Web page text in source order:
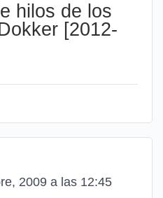
hilos de los
[2012-
2009 a las 12:45